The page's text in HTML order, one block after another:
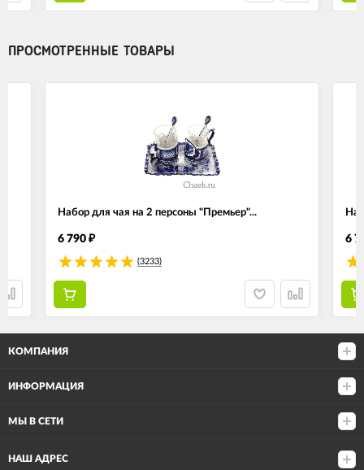
ПРОСМОТРЕННЫЕ ТОВАРЫ
Набор для чая на 2 персоны "Премьер"...
6 790 ₽
(3233)
6
КОМПАНИЯ
ИНФОРМАЦИЯ
МЫ В СЕТИ
НАШ АДРЕС